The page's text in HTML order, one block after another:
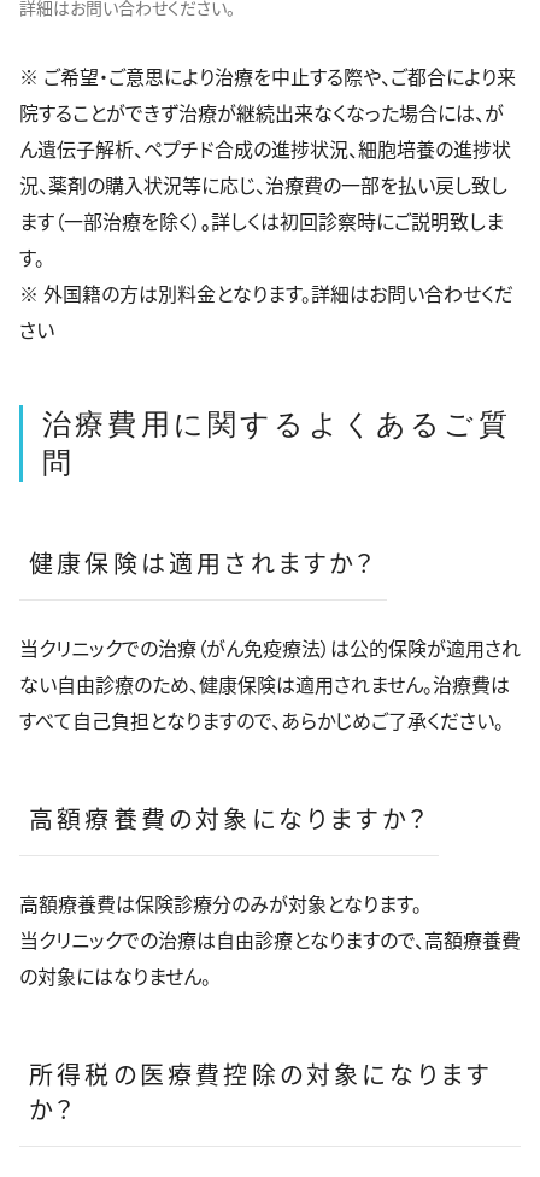
詳細はお問い合わせください。
※ ご希望・ご意思により治療を中止する際や、ご都合により来
院することができず治療が継続出来なくなった場合には、が
ん遺伝子解析、ペプチド合成の進捗状況、細胞培養の進捗状
況、薬剤の購入状況等に応じ、治療費の一部を払い戻し致し
ます（一部治療を除く）。詳しくは初回診察時にご説明致しま
す。
※ 外国籍の方は別料金となります。詳細はお問い合わせくだ
さい
治療費用に関するよくあるご質
問
健康保険は適用されますか？
当クリニックでの治療（がん免疫療法）は公的保険が適用され
ない自由診療のため、健康保険は適用されません。治療費は
すべて自己負担となりますので、あらかじめご了承ください。
高額療養費の対象になりますか？
高額療養費は保険診療分のみが対象となります。
当クリニックでの治療は自由診療となりますので、高額療養費
の対象にはなりません。
所得税の医療費控除の対象になります
か？